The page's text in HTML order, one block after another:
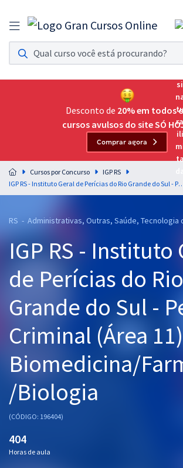
Assinatura Ilimitada 11
Acesso a todos os cursos. Teste grátis por 7 dias!
Assinatura OAB Até Passar
Acesso ilimitado a toda preparação para o Exame da
Residências Multiprofissionais
Preparação completa e intensiva para as principais
residências em saúde do Brasil
Cursos 20% OFF
Pós
Graduação
OAB
Mentorias
Questões grátis
Aprovados
Desconto de 20% em todos
cursos avulsos do site SÓ
Comprar agora
Cursos por Concurso
IGP RS
IGP RS - Instituto Geral de Perícias do Rio Grande do Sul -
RS - Administrativas, Outras, Saúde, Tecnologia
IGP RS - Instituto
de Perícias do Rio
Grande do Sul -
Criminal (Área
Biomedicina/
/Biologia
(CÓDIGO: 196404)
404
Horas de aula